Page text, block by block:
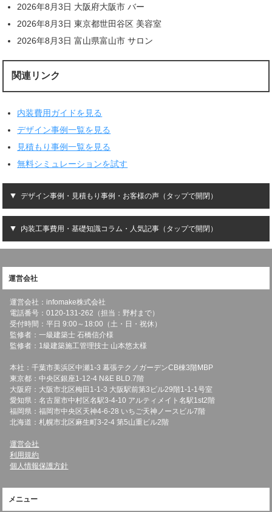
2026年8月3日 大阪府大阪市 バー
2026年8月3日 東京都世田谷区 美容室
2026年8月3日 富山県富山市 サロン
関連リンク
内装費用ガイドを見る
デザイン事例一覧を見る
見積もり事例一覧を見る
無料シミュレーションを試す
デザイン事例・見積もり事例・お客様の声（タップで開閉）
内装工事費用・基礎知識コラム・人気記事（タップで開閉）
運営会社
運営会社：infomake株式会社
電話番号：0120-131-262（担当：野村まで）
受付時間：平日 9:00～18:00（土・日・祝休）
監修者：一級建築士 石橋信介様
監修者：1級建築施工管理技士 山本悠太様
本社：千葉市美浜区中瀬1-3 幕張テクノガーデンCB棟3階MBP
東京都：中央区銀座1-12-4 N&E BLD.7階
大阪府：大阪市北区梅田1-1-3 大阪駅前第3ビル29階1-1-1号室
愛知県：名古屋市中村区名駅3-4-10 アルティメイト名駅1st2階
福岡県：福岡市中央区天神4-6-28 いちご天神ノースビル7階
北海道：札幌市北区麻生町3-2-4 第5山重ビル2階
運営会社
利用規約
個人情報保護方針
メニュー